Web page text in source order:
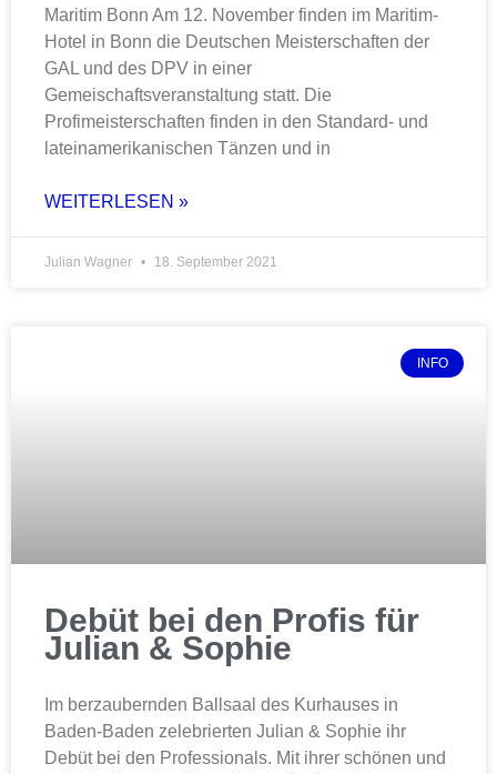
Maritim Bonn Am 12. November finden im Maritim-
Hotel in Bonn die Deutschen Meisterschaften der
GAL und des DPV in einer
Gemeischaftsveranstaltung statt. Die
Profimeisterschaften finden in den Standard- und
lateinamerikanischen Tänzen und in
WEITERLESEN »
Julian Wagner 18. September 2021
INFO
Debüt bei den Profis für
Julian & Sophie
Im berzaubernden Ballsaal des Kurhauses in
Baden-Baden zelebrierten Julian & Sophie ihr
Debüt bei den Professionals. Mit ihrer schönen und